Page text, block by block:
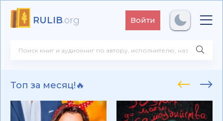
RULIB.org Войти
Топ за месяц!🔥